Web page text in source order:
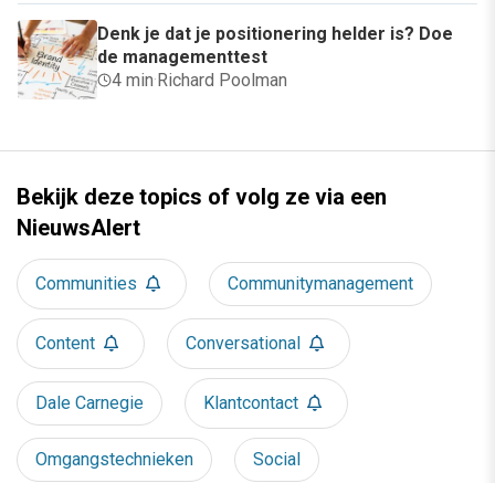
Denk je dat je positionering helder is? Doe
de managementtest
4 min·Richard Poolman
Bekijk deze topics of volg ze via een
NieuwsAlert
Communities Communitymanagement
Content Conversational
Dale Carnegie Klantcontact
Omgangstechnieken Social